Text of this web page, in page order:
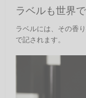
ラベルも世界
ラベルには、その香
で記されます。